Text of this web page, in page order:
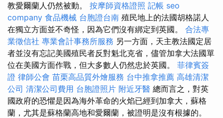
教愛爾蘭人仍​​然被動。 按摩師資格證照 記帳 seo
company 食品機械 台胞證台南 殖民地上的法國胡格諾人
在獨立方面並不奇怪，因為它們沒有綁定到英國。 合法專
業徵信社 專業會計事務所服務 另一方面，天主教法國定居
者並沒有忘記美國殖民者反對魁北克省，儘管加拿大法國單
位在美國方面作戰，但大多數人仍然忠於英國。 菲律賓簽
證 律師公會 苗栗高品質外燴服務 台中推拿推薦 高雄清潔
公司 清潔公司費用 台胞證照片 附近牙醫 總而言之，對英
國政府的恐懼是因為海外革命的火焰已經到加拿大，蘇格
蘭，尤其是蘇格蘭高地和愛爾蘭，被證明是沒有根據的。